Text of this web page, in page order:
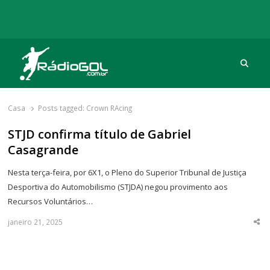
Rádio Gol
Há mais de 20 anos com as melhores coberturas
Casa Posts tagged: Crown RAcing
STJD confirma título de Gabriel
Casagrande
Nesta terça-feira, por 6X1, o Pleno do Superior Tribunal de Justiça
Desportiva do Automobilismo (STJDA) negou provimento aos
Recursos Voluntários…
janeiro 21, 2025